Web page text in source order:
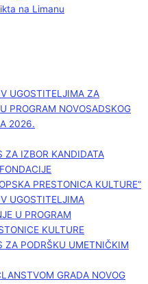
na Limanu
UGOSTITELJIMA ZA
PROGRAM NOVOSADSKOG
2026.
ZA IZBOR KANDIDATA
PRESTONICA KULTURE“
UGOSTITELJIMA
U PROGRAM
KULTURE
ZA PODRŠKU UMETNIČKIM
GRADA NOVOG